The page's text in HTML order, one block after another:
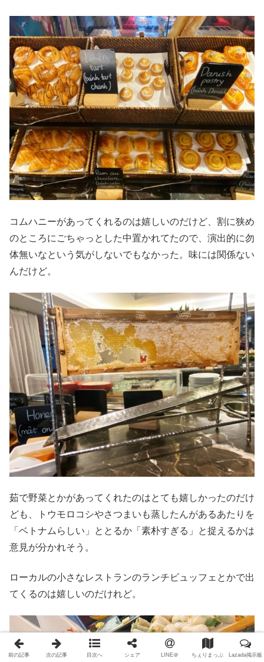
コムハニーがあってくれるのは嬉しいのだけど、割に狭め
のところにごちゃっとした中置かれてたので、演出的に勿
体無いなという気がしないでもなかった。味には関係ない
んだけど。
茹で野菜とかがあってくれたのはとても嬉しかったのだけ
ども、トウモロコシやさつまいも蒸したんがあるあたりを
「ベトナムらしい」ととるか「素朴すぎる」と捉えるかは
意見が分かれそう。
ローカルの小さなレストランのランチビュッフェとかで出
てくるのは嬉しいのだけれど。
前の記事 次の記事 目次へ シェア LINE＠ ちぇりまっぷ Lazada掲示板